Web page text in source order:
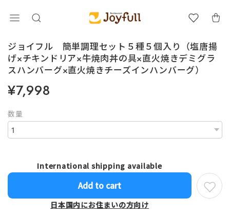
ジョイフル 簡単調理セット５種５個入り（塩唐揚
げ×チキンドリア×牛焼肉丼の具×直火焼きデミグラ
スハンバーグ×直火焼きチーズインハンバーグ）
¥7,998
数量
International shipping available
Add to cart
日本国内にお住まいの方向け